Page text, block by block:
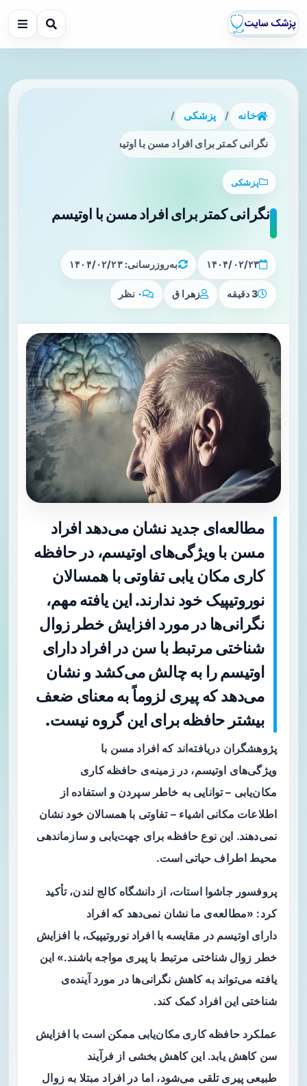
خانه / پزشکی /
نگرانی کمتر برای افراد مسن با اوتیسم
پزشکی
نگرانی کمتر برای افراد مسن با اوتیسم
۱۴۰۴/۰۲/۲۳ به‌روزرسانی: ۱۴۰۴/۰۲/۲۳
3 دقیقه زهرا ق ۰ نظر
مطالعه‌ای جدید نشان می‌دهد افراد
مسن با ویژگی‌های اوتیسم، در حافظه
کاری مکان یابی تفاوتی با همسالان
نوروتیپیک خود ندارند. این یافته مهم،
نگرانی‌ها در مورد افزایش خطر زوال
شناختی مرتبط با سن در افراد دارای
اوتیسم را به چالش می‌کشد و نشان
می‌دهد که پیری لزوماً به معنای ضعف
بیشتر حافظه برای این گروه نیست.
پژوهشگران دریافته‌اند که افراد مسن با
ویژگی‌های اوتیسم، در زمینه‌ی حافظه کاری
مکان‌یابی – توانایی به خاطر سپردن و استفاده از
اطلاعات مکانی اشیاء – تفاوتی با همسالان خود نشان
نمی‌دهند. این نوع حافظه برای جهت‌یابی و سازماندهی
محیط اطراف حیاتی است.
پروفسور جاشوا استات، از دانشگاه کالج لندن، تأکید
کرد: «مطالعه‌ی ما نشان نمی‌دهد که افراد
دارای اوتیسم در مقایسه با افراد نوروتیپیک، با افزایش
خطر زوال شناختی مرتبط باپیری مواجه باشند.» این
یافته می‌تواند به کاهش نگرانی‌ها در مورد آینده‌ی
شناختی این افراد کمک کند.
عملکردحافظه کاری مکان‌یابی ممکن است با افزایش
سن کاهش یابد. این کاهش بخشی از فرآیند
طبیعی پیری تلقی می‌شود، اما در افراد مبتلا بهزوال